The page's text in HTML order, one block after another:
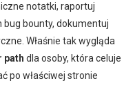
notatki, raportuj
bug bounty, dokumentuj
Właśnie tak wygląda
path dla osoby, która celuje
po właściwej stronie